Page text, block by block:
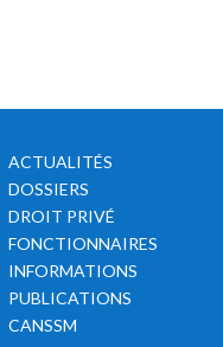
ACTUALITÉS
DOSSIERS
DROIT PRIVÉ
FONCTIONNAIRES
INFORMATIONS
PUBLICATIONS
CANSSM